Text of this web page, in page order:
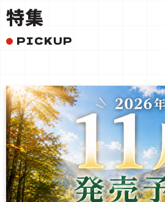
特集
PICKUP